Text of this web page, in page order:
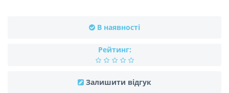
В наявності
Рейтинг:
Залишити відгук